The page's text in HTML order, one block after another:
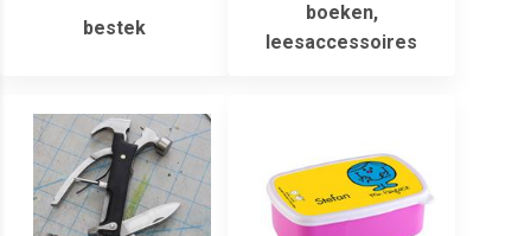
bestek
boeken,
leesaccessoires